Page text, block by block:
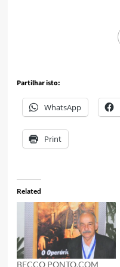
Partilhar isto:
WhatsApp
Print
Related
BECCO PONTO.COM